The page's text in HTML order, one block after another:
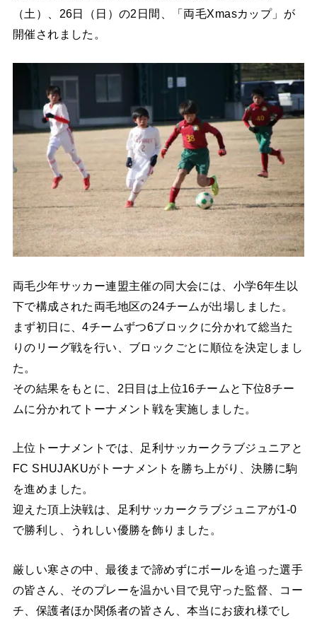
（土）、26日（日）の2日間、「両毛Xmasカップ」が
開催されました。
両毛少年サッカー連盟主催の同大会には、小学6年生以
下で構成された両毛地区の24チームが出場しました。
まず初日に、4チームずつ6ブロックに分かれて総当た
りのリーグ戦を行い、ブロックごとに順位を決定しまし
た。
その結果をもとに、2日目は上位16チームと下位8チー
ムに分かれてトーナメント戦を実施しました。
上位トーナメントでは、足利サッカークラブジュニアと
FC SHUJAKUがトーナメントを勝ち上がり、決勝に駒
を進めました。
迎えた頂上決戦は、足利サッカークラブジュニアが1-0
で勝利し、うれしい優勝を飾りました。
厳しい寒さの中、最後まで諦めずにボールを追った選手
の皆さん、そのプレーを温かい目で見守った監督、コー
チ、保護者ほか関係者の皆さん、本当にお疲れ様でし